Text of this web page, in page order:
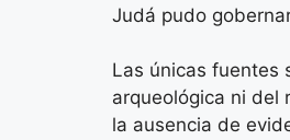
Judá pudo
Las únicas fuentes
arqueológica ni del
la ausencia de